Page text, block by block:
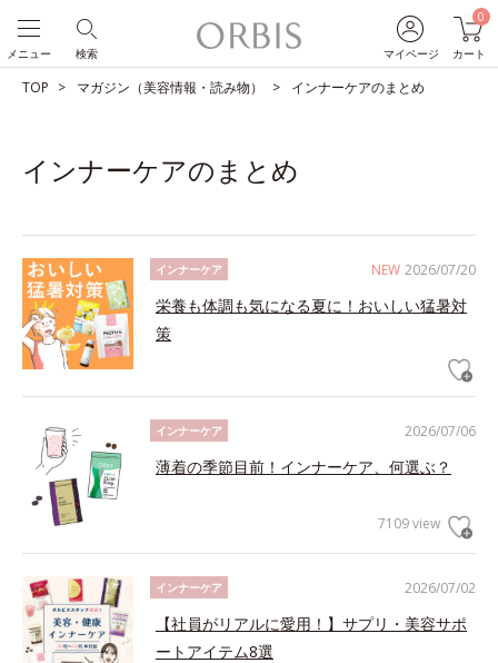
マイページ
0
カート
検索
メニュー
TOP マガジン（美容情報・読み物） インナーケアのまとめ
インナーケアのまとめ
NEW 2026/07/20
インナーケア
栄養も体調も気になる夏に！おいしい猛暑対
策
2026/07/06
インナーケア
薄着の季節目前！インナーケア、何選ぶ？
7109 view
2026/07/02
インナーケア
【社員がリアルに愛用！】サプリ・美容サポ
ートアイテム8選